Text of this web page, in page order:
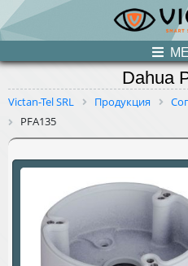
Dahua
Victan-Tel SRL Продукция
PFA135